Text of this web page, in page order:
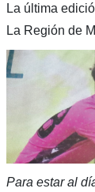
La última
La Región de
Para estar al